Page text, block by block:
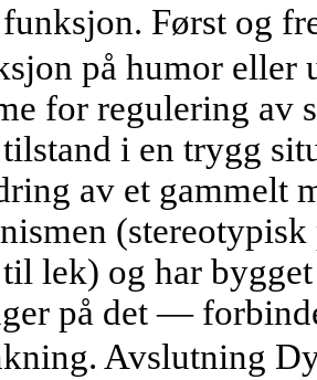
Først og
på humor eller
for regulering av
i en trygg
av et gammelt
lek) og har
på det —
Avslutning